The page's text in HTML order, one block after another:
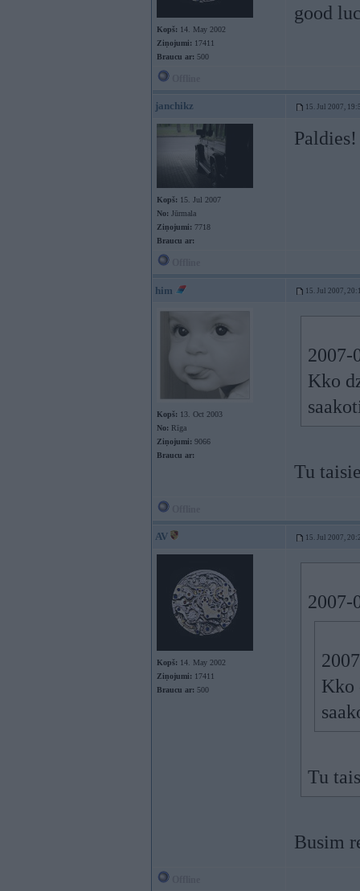
Kopš: 14. May 2002
Ziņojumi: 17411
Braucu ar: 500
good
janchikz 15. Jul 2007,
Kopš: 15. Jul 2007
No: Jūrmala
Ziņojumi: 7718
Braucu ar:
him 15. Jul 2007,
Kopš: 13. Oct 2003
No: Rīga
Ziņojumi: 9066
Braucu ar:
2007-
Kko
Tu
AV 15. Jul 2007,
Kopš: 14. May 2002
Ziņojumi: 17411
Braucu ar: 500
2007-
Kko
Tu
Busim